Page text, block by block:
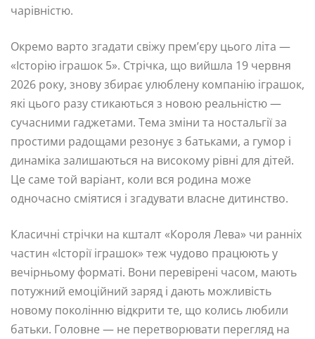
чарівністю.
Окремо варто згадати свіжу прем’єру цього літа —
«Історію іграшок 5». Стрічка, що вийшла 19 червня
2026 року, знову збирає улюблену компанію іграшок,
які цього разу стикаються з новою реальністю —
сучасними гаджетами. Тема зміни та ностальгії за
простими радощами резонує з батьками, а гумор і
динаміка залишаються на високому рівні для дітей.
Це саме той варіант, коли вся родина може
одночасно сміятися і згадувати власне дитинство.
Класичні стрічки на кшталт «Короля Лева» чи ранніх
частин «Історії іграшок» теж чудово працюють у
вечірньому форматі. Вони перевірені часом, мають
потужний емоційний заряд і дають можливість
новому поколінню відкрити те, що колись любили
батьки. Головне — не перетворювати перегляд на